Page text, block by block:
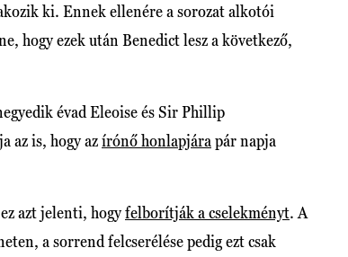
ki. Ennek ellenére a sorozat alkotói
hogy ezek után Benedict lesz a következő,
évad Eleoise és Sir Phillip
az is, hogy azírónő honlapjára pár napja
azt jelenti, hogyfelborítják a cselekményt. A
a sorrend felcserélése pedig ezt csak